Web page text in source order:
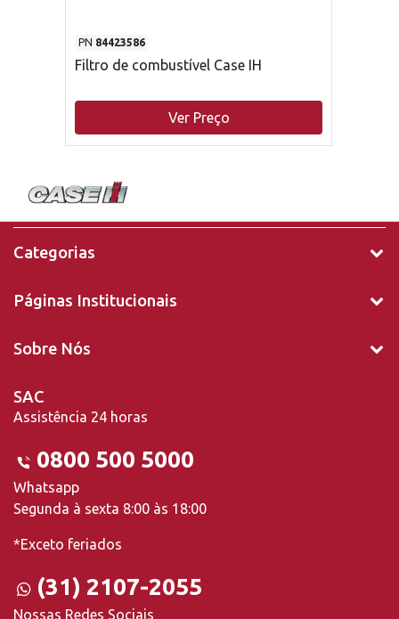
PN 84423586
Filtro de combustível Case IH
Ver Preço
Categorias
Páginas Institucionais
Sobre Nós
SAC
Assistência 24 horas
0800 500 5000
Whatsapp
Segunda à sexta 8:00 às 18:00
*Exceto feriados
(31) 2107-2055
Nossas Redes Sociais